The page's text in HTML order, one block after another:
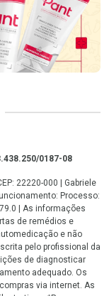
0187-08
22220-000 | Gabriele
Processo:
| As informações
de remédios e
e não
pelo profissional da
de diagnosticar
adequado. Os
via internet. As